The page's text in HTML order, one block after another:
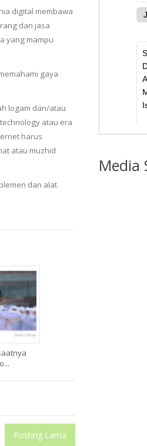
digital membawa
dan jasa
yang mampu
gaya
logam dan/atau
atau era
harus
atau muzhid
dan alat
Posting Lama
Media